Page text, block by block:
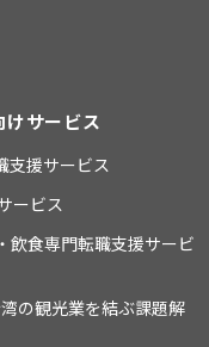
けサービス
支援サービス
ービス
飲食専門転職支援サービ
の観光業を結ぶ課題解